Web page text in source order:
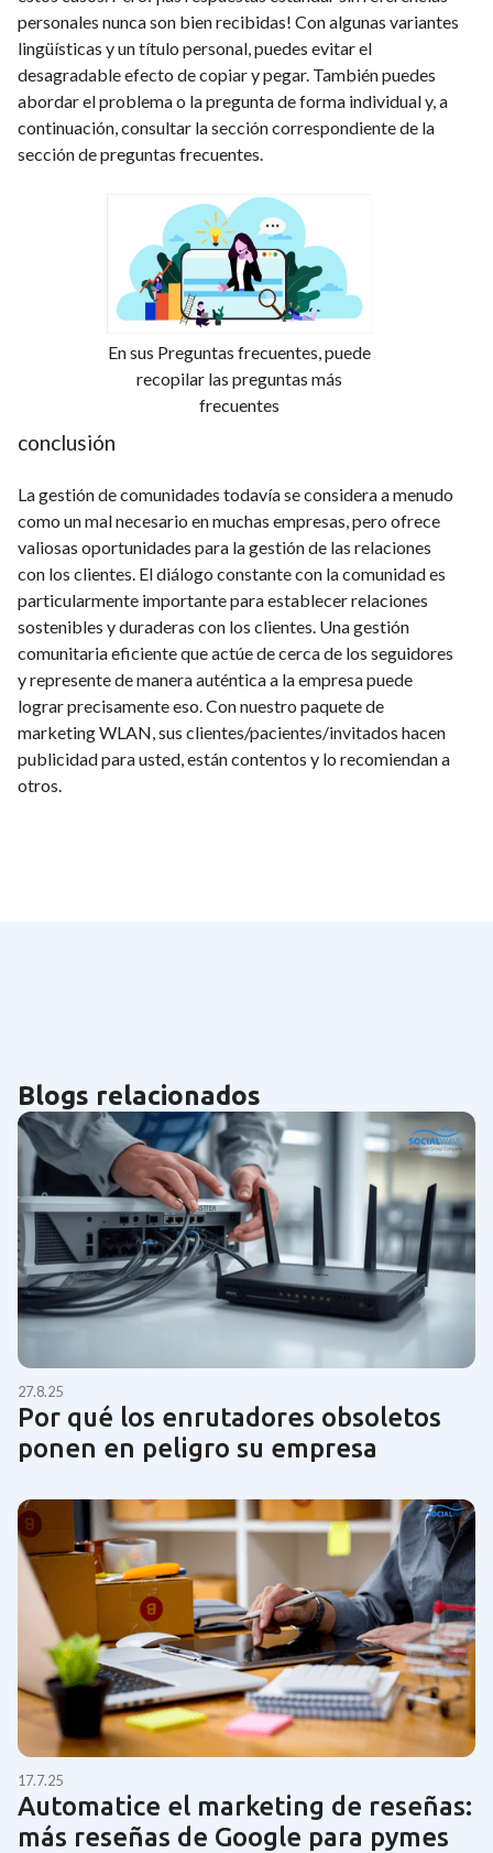
personales nunca son bien recibidas! Con algunas variantes
lingüísticas y un título personal, puedes evitar el
desagradable efecto de copiar y pegar. También puedes
abordar el problema o la pregunta de forma individual y, a
continuación, consultar la sección correspondiente de la
sección de preguntas frecuentes.
En sus Preguntas frecuentes, puede
recopilar las preguntas más
frecuentes
conclusión
La gestión de comunidades todavía se considera a menudo
como un mal necesario en muchas empresas, pero ofrece
valiosas oportunidades para la gestión de las relaciones
con los clientes. El diálogo constante con la comunidad es
particularmente importante para establecer relaciones
sostenibles y duraderas con los clientes. Una gestión
comunitaria eficiente que actúe de cerca de los seguidores
y represente de manera auténtica a la empresa puede
lograr precisamente eso. Con nuestro paquete de
marketing WLAN, sus clientes/pacientes/invitados hacen
publicidad para usted, están contentos y lo recomiendan a
otros.
Blogs relacionados
27.8.25
Por qué los enrutadores obsoletos
ponen en peligro su empresa
17.7.25
Automatice el marketing de reseñas:
más reseñas de Google para pymes